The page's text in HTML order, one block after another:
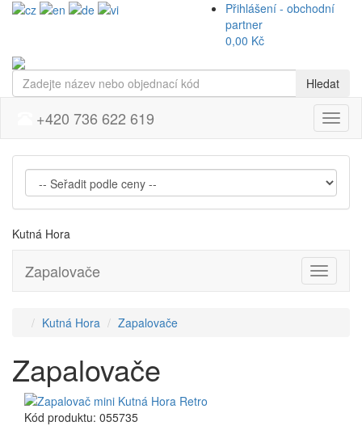
Přihlášení - obchodní
partner
0,00 Kč
Hledat
Menu
+420 736 622 619
Kutná Hora
navigaci
Zapalovače
Kutná Hora Zapalovače
Zapalovače
Kód produktu: 055735